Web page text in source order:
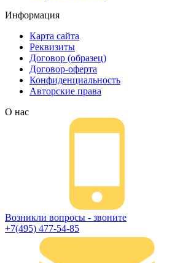
Информация
Карта сайта
Реквизиты
Договор (образец)
Договор-оферта
Конфиденциальность
Авторские права
О нас
Возникли вопросы - звоните
+7(495) 477-54-85